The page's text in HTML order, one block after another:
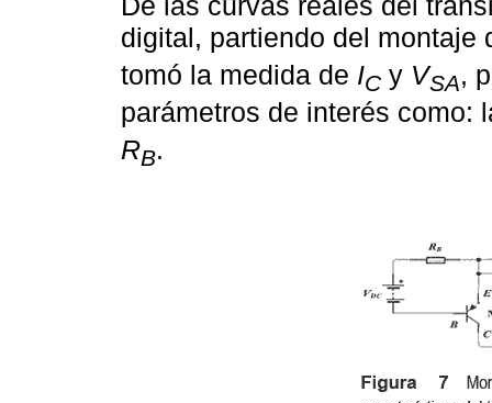
digital, partiendo del montaje
tomó la medida de ICy VSA,
parámetros de interés como:
RB.